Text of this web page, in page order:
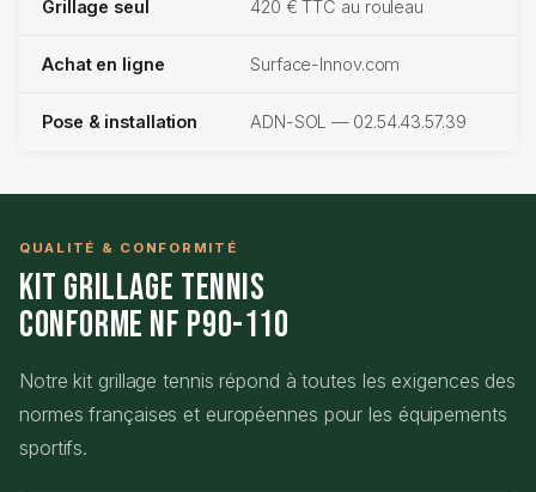
Grillage seul 420 € TTC au rouleau
Achat en ligne Surface-Innov.com
Pose & installation ADN-SOL — 02.54.43.57.39
QUALITÉ & CONFORMITÉ
Kit Grillage Tennis
Conforme NF P90-110
Notre kit grillage tennis répond à toutes les exigences des
normes françaises et européennes pour les équipements
sportifs.